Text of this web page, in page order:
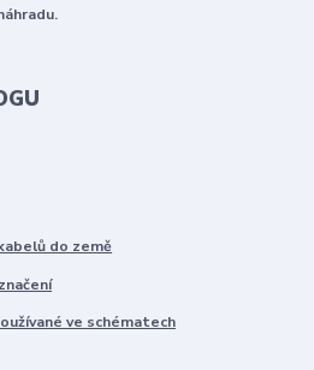
do země
ve schématech